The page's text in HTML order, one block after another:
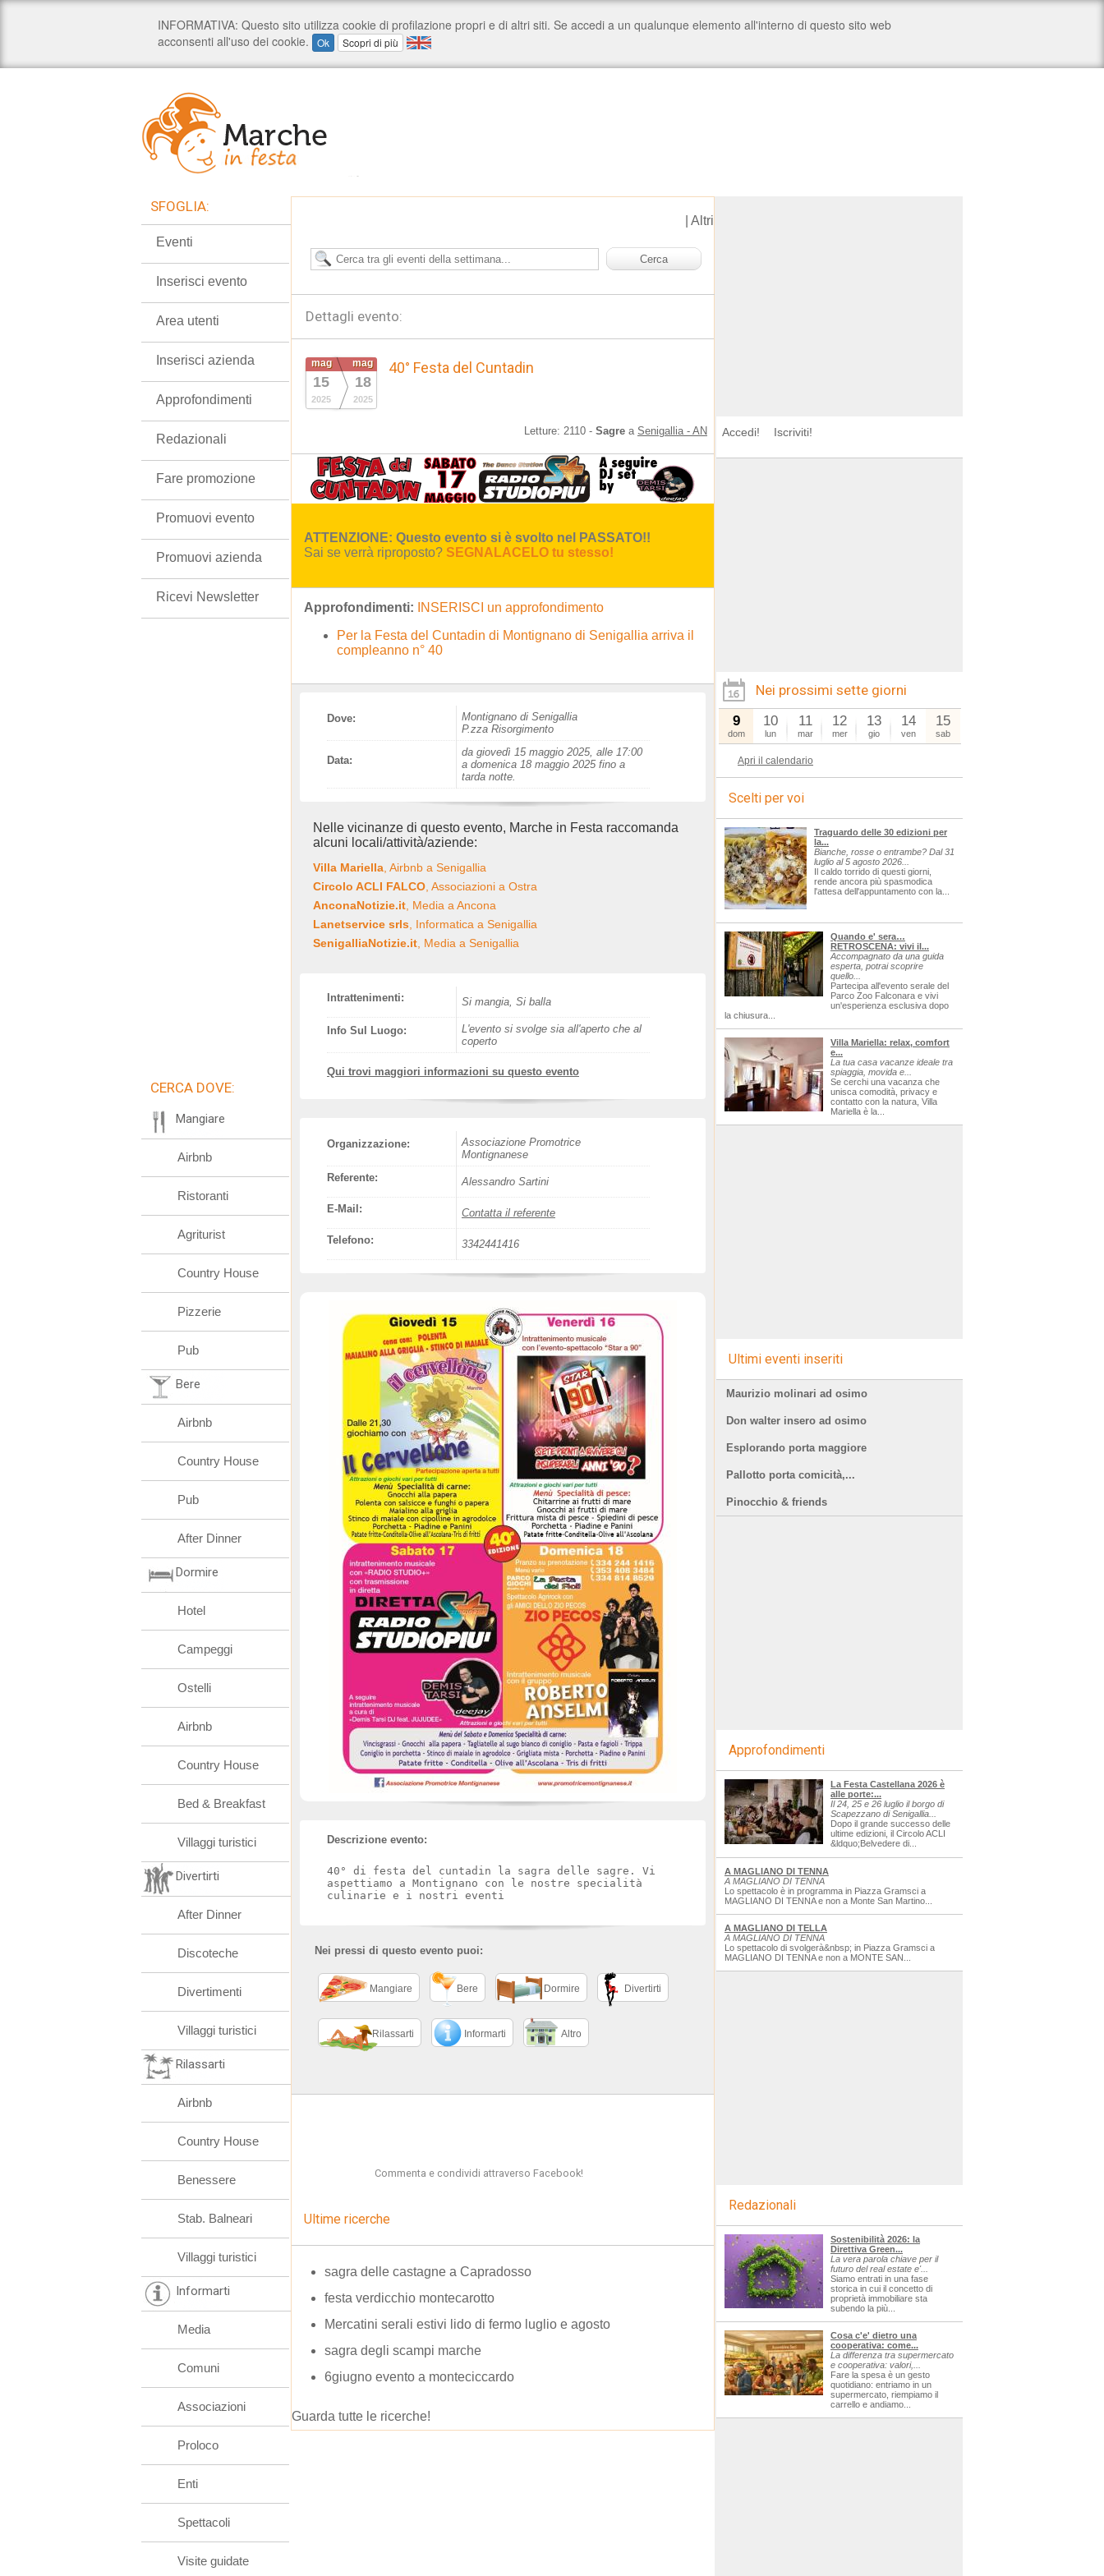
Altri
Dettagli evento:
mag
15
2025
mag
18
2025
40° Festa del Cuntadin
Letture: 2110 - Sagre a Senigallia - AN
ATTENZIONE: Questo evento si è svolto nel PASSATO!!
Sai se verrà riproposto? SEGNALACELO tu stesso!
Approfondimenti:
INSERISCI un approfondimento
Per la Festa del Cuntadin di Montignano di Senigallia arriva il
compleanno n° 40
Dove:
Montignano di Senigallia
P.zza Risorgimento
Data:
da giovedì 15 maggio 2025, alle 17:00
a domenica 18 maggio 2025 fino a
tarda notte.
Nelle vicinanze di questo evento, Marche in Festa raccomanda
alcuni locali/attività/aziende:
Villa Mariella , Airbnb a Senigallia
Circolo ACLI FALCO , Associazioni a Ostra
AnconaNotizie.it , Media a Ancona
Lanetservice srls , Informatica a Senigallia
SenigalliaNotizie.it , Media a Senigallia
Intrattenimenti: Si mangia, Si balla
Info Sul Luogo:
L'evento si svolge sia all'aperto che al
coperto
Qui trovi maggiori informazioni su questo evento
Organizzazione:
Associazione Promotrice
Montignanese
Referente:
Alessandro Sartini
E-Mail: Contatta il referente
Telefono: 3342441416
Descrizione evento:
40° di festa del cuntadin la sagra delle sagre. Vi
aspettiamo a Montignano con le nostre specialità
culinarie e i nostri eventi
Nei pressi di questo evento puoi:
Mangiare Bere Dormire Divertirti
Rilassarti Informarti Altro
Commenta e condividi attraverso Facebook!
Ultime ricerche
sagra delle castagne a Capradosso
festa verdicchio montecarotto
Mercatini serali estivi lido di fermo luglio e agosto
sagra degli scampi marche
6giugno evento a monteciccardo
Guarda tutte le ricerche!
SFOGLIA:
Eventi
Inserisci evento
Area utenti
Inserisci azienda
Approfondimenti
Redazionali
Fare promozione
Promuovi evento
Promuovi azienda
Ricevi Newsletter
CERCA DOVE:
Mangiare
Airbnb
Ristoranti
Agriturist
Country House
Pizzerie
Pub
Bere
Airbnb
Country House
Pub
After Dinner
Dormire
Hotel
Campeggi
Ostelli
Airbnb
Country House
Bed & Breakfast
Villaggi turistici
Divertirti
After Dinner
Discoteche
Divertimenti
Villaggi turistici
Rilassarti
Airbnb
Country House
Benessere
Stab. Balneari
Villaggi turistici
Informarti
Media
Comuni
Associazioni
Proloco
Enti
Spettacoli
Visite guidate
Accedi! Iscriviti!
Nei prossimi sette giorni
9
dom
10
lun
11
mar
12
mer
13
gio
14
ven
15
sab
Apri il calendario
Scelti per voi
Traguardo delle 30 edizioni per
la...
Bianche, rosse o entrambe? Dal 31
luglio al 5 agosto 2026...
Il caldo torrido di questi giorni,
rende ancora più spasmodica
l'attesa dell'appuntamento con la...
Quando e' sera…
RETROSCENA: vivi il...
Accompagnato da una guida
esperta, potrai scoprire
quello...
Partecipa all'evento serale del
Parco Zoo Falconara e vivi
un'esperienza esclusiva dopo
la chiusura...
Villa Mariella: relax, comfort
e...
La tua casa vacanze ideale tra
spiaggia, movida e...
Se cerchi una vacanza che
unisca comodità, privacy e
contatto con la natura, Villa
Mariella è la...
Ultimi eventi inseriti
Maurizio molinari ad osimo
Don walter insero ad osimo
Esplorando porta maggiore
Pallotto porta comicità,...
Pinocchio & friends
Approfondimenti
La Festa Castellana 2026 è
alle porte:...
Il 24, 25 e 26 luglio il borgo di
Scapezzano di Senigallia...
Dopo il grande successo delle
ultime edizioni, il Circolo ACLI
&ldquo;Belvedere di...
A MAGLIANO DI TENNA
A MAGLIANO DI TENNA
Lo spettacolo è in programma in Piazza Gramsci a
MAGLIANO DI TENNA e non a Monte San Martino...
A MAGLIANO DI TELLA
A MAGLIANO DI TENNA
Lo spettacolo di svolgerà&nbsp; in Piazza Gramsci a
MAGLIANO DI TENNA e non a MONTE SAN...
Redazionali
Sostenibilità 2026: la
Direttiva Green...
La vera parola chiave per il
futuro del real estate e'...
Siamo entrati in una fase
storica in cui il concetto di
proprietà immobiliare sta
subendo la più...
Cosa c'e' dietro una
cooperativa: come...
La differenza tra supermercato
e cooperativa: valori,...
Fare la spesa è un gesto
quotidiano: entriamo in un
supermercato, riempiamo il
carrello e andiamo...